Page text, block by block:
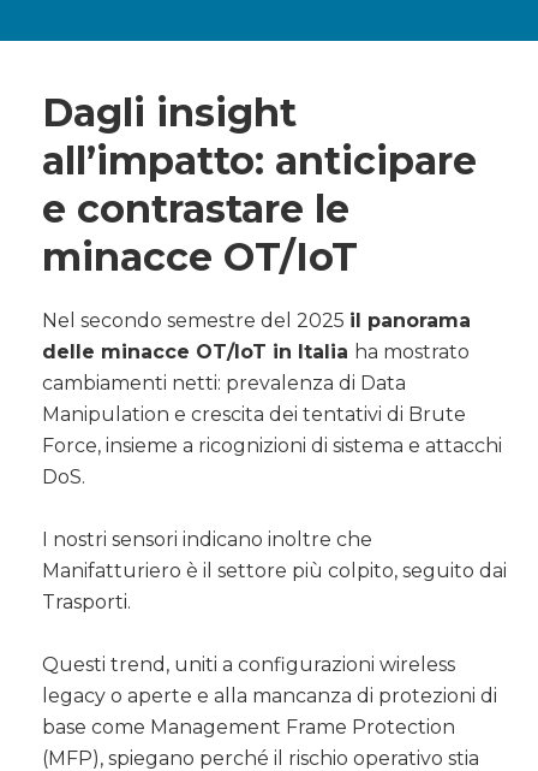
Dagli insight
all’impatto: anticipare
e contrastare le
minacce OT/IoT
Nel secondo semestre del 2025 il panorama
delle minacce OT/IoT in Italia ha mostrato
cambiamenti netti: prevalenza di Data
Manipulation e crescita dei tentativi di Brute
Force, insieme a ricognizioni di sistema e attacchi
DoS.
I nostri sensori indicano inoltre che
Manifatturiero è il settore più colpito, seguito dai
Trasporti.
Questi trend, uniti a configurazioni wireless
legacy o aperte e alla mancanza di protezioni di
base come Management Frame Protection
(MFP), spiegano perché il rischio operativo stia